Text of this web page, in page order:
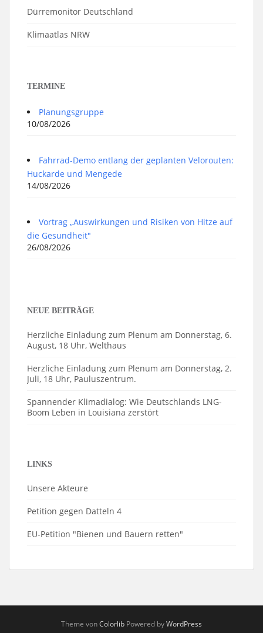
Dürremonitor Deutschland
Klimaatlas NRW
TERMINE
Planungsgruppe
10/08/2026
Fahrrad-Demo entlang der geplanten Velorouten:
Huckarde und Mengede
14/08/2026
Vortrag „Auswirkungen und Risiken von Hitze auf
die Gesundheit"
26/08/2026
NEUE BEITRÄGE
Herzliche Einladung zum Plenum am Donnerstag, 6.
August, 18 Uhr, Welthaus
Herzliche Einladung zum Plenum am Donnerstag, 2.
Juli, 18 Uhr, Pauluszentrum.
Spannender Klimadialog: Wie Deutschlands LNG-
Boom Leben in Louisiana zerstört
LINKS
Unsere Akteure
Petition gegen Datteln 4
EU-Petition "Bienen und Bauern retten"
Theme vonColorlib Powered byWordPress